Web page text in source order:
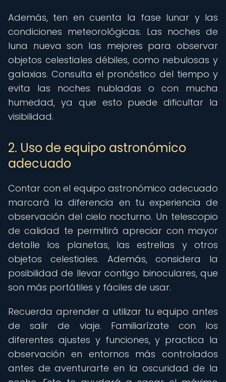
Además, ten en cuenta la fase lunar y las
condiciones meteorológicas. Las noches de
luna nueva son las mejores para observar
objetos celestiales débiles, como nebulosas y
galaxias. Consulta el pronóstico del tiempo y
evita las noches nubladas o con mucha
humedad, ya que esto puede dificultar la
visibilidad.
2. Uso de equipo astronómico
adecuado
Contar con el equipo astronómico adecuado
marcará la diferencia en tu experiencia de
observación del cielo nocturno. Un telescopio
de calidad te permitirá apreciar con mayor
detalle los planetas, las estrellas y otros
objetos celestiales. Además, considera la
posibilidad de llevar contigo binoculares, que
son más portátiles y fáciles de usar.
Recuerda aprender a utilizar tu equipo antes
de salir de viaje. Familiarízate con los
diferentes ajustes y funciones, y practica la
observación en entornos más controlados
antes de aventurarte en la oscuridad de la